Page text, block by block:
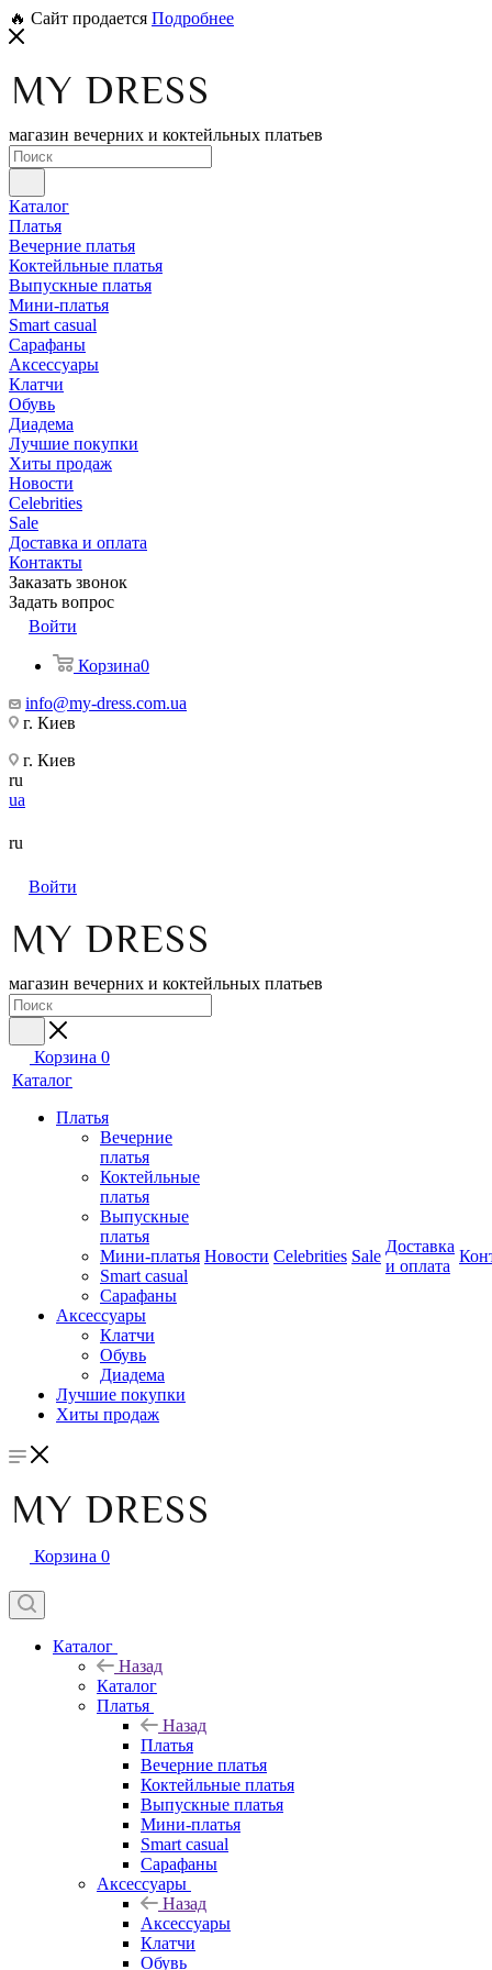
🔥 Сайт продается Подробнее
магазин вечерних и коктейльных платьев
Каталог
Платья
Вечерние платья
Коктейльные платья
Выпускные платья
Мини-платья
Smart casual
Сарафаны
Аксессуары
Клатчи
Обувь
Диадема
Лучшие покупки
Хиты продаж
Новости
Celebrities
Sale
Доставка и оплата
Контакты
Заказать звонок
Задать вопрос
Войти
Корзина0
info@my-dress.com.ua
г. Киев
г. Киев
ru
ua
ru
Войти
магазин вечерних и коктейльных платьев
Корзина 0
Каталог
Платья
Вечерние
платья
Коктейльные
платья
Выпускные
платья
Мини-платья
Smart casual
Сарафаны
Аксессуары
Клатчи
Обувь
Диадема
Лучшие покупки
Хиты продаж
Новости Celebrities Sale
Доставка
и оплата
Корзина 0
Каталог
Назад
Каталог
Платья
Назад
Платья
Вечерние платья
Коктейльные платья
Выпускные платья
Мини-платья
Smart casual
Сарафаны
Аксессуары
Назад
Аксессуары
Клатчи
Обувь